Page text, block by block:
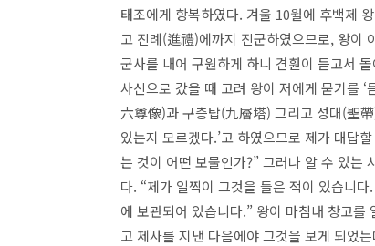
태조에게 항복하였다. 겨울 10월에 후백제
고 진례(進禮)에까지 진군하였으므로, 왕이
군사를 내어 구원하게 하니 견훤이 듣고서
사신으로 갔을 때 고려 왕이 저에게 묻기를
六尊像)과 구층탑(九層塔) 그리고 성대(聖
있는지 모르겠다.’고 하였으므로 제가 대답
는 것이 어떤 보물인가?” 그러나 알 수 있는
다. “제가 일찍이 그것을 들은 적이 있습니
에 보관되어 있습니다.” 왕이 마침내 창고
고 제사를 지낸 다음에야 그것을 보게 되었